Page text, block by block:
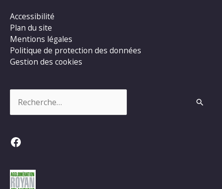
Accessibilité
Plan du site
Mentions légales
Politique de protection des données
Gestion des cookies
Facebook